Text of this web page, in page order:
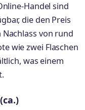
Handel sind
die den Preis
Nachlass von rund
wie zwei Flaschen
was einem